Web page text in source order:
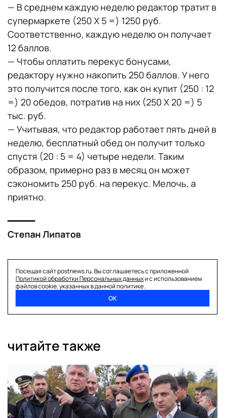
— В среднем каждую неделю редактор тратит в
супермаркете (250 X 5 =) 1250 руб.
Соответственно, каждую неделю он получает
12 баллов.
— Чтобы оплатить перекус бонусами,
редактору нужно накопить 250 баллов. У него
это получится после того, как он купит (250 : 12
=) 20 обедов, потратив на них (250 X 20 =) 5
тыс. руб.
— Учитывая, что редактор работает пять дней в
неделю, бесплатный обед он получит только
спустя (20 : 5 = 4) четыре недели. Таким
образом, примерно раз в месяц он может
сэкономить 250 руб. на перекус. Мелочь, а
приятно.
━━━━━
Степан Липатов
поделиться
читайте также
Посещая сайт postnews.ru, Вы соглашаетесь с приложенной
Политикой обработки Персональных данныхи с использованием
файлов cookie, указанных в данной политике.
ОК